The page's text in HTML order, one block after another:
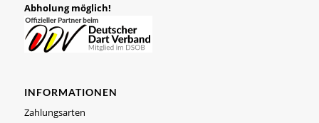
Abholung möglich!
INFORMATIONEN
Zahlungsarten